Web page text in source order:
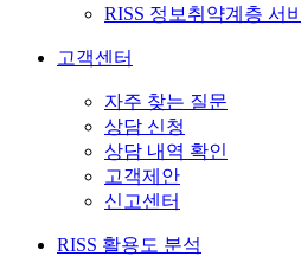
RISS 정보취약계층 서
고객센터
자주 찾는 질문
상담 신청
상담 내역 확인
고객제안
신고센터
RISS 활용도 분석